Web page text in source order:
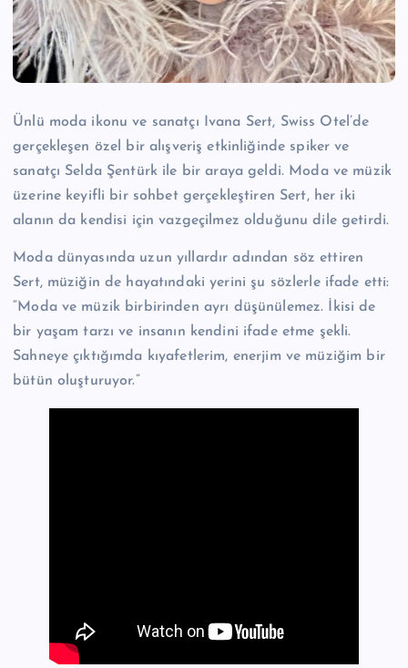
n
M
e
r
k
e
zi
Ünlü moda ikonu ve sanatçı Ivana Sert, Swiss Otel’de
gerçekleşen özel bir alışveriş etkinliğinde spiker ve
sanatçı Selda Şentürk ile bir araya geldi. Moda ve müzik
üzerine keyifli bir sohbet gerçekleştiren Sert, her iki
alanın da kendisi için vazgeçilmez olduğunu dile getirdi.
Moda dünyasında uzun yıllardır adından söz ettiren
Sert, müziğin de hayatındaki yerini şu sözlerle ifade etti:
“Moda ve müzik birbirinden ayrı düşünülemez. İkisi de
bir yaşam tarzı ve insanın kendini ifade etme şekli.
Sahneye çıktığımda kıyafetlerim, enerjim ve müziğim bir
bütün oluşturuyor.”